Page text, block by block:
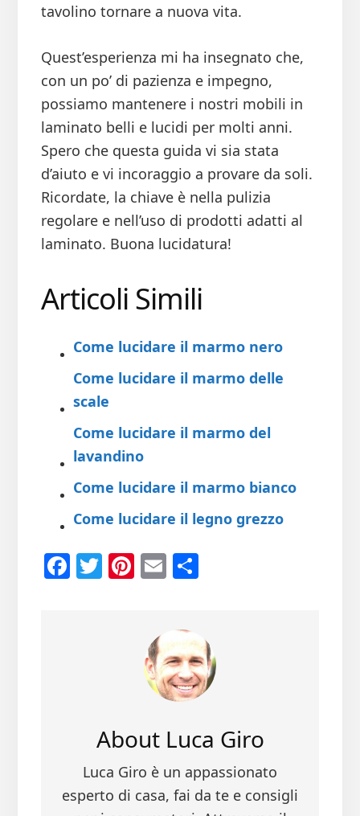
tavolino tornare a nuova vita.
Quest’esperienza mi ha insegnato che,
con un po’ di pazienza e impegno,
possiamo mantenere i nostri mobili in
laminato belli e lucidi per molti anni.
Spero che questa guida vi sia stata
d’aiuto e vi incoraggio a provare da soli.
Ricordate, la chiave è nella pulizia
regolare e nell’uso di prodotti adatti al
laminato. Buona lucidatura!
Articoli Simili
Come lucidare il marmo nero
Come lucidare il marmo delle
scale
Come lucidare il marmo del
lavandino
Come lucidare il marmo bianco
Come lucidare il legno grezzo
Fa
T
Pi
es
E
vi
di
About Luca Giro
Luca Giro è un appassionato
esperto di casa, fai da te e consigli